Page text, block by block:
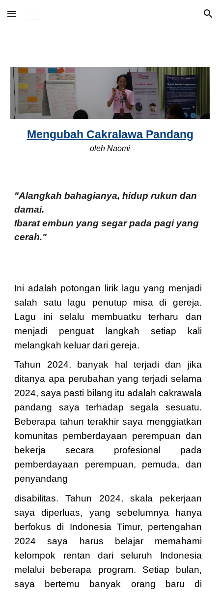
Skip to main content Skip to navigation
Mengubah Cakralawa Pandang
oleh Naomi
"Alangkah bahagianya, hidup rukun dan
damai.
Ibarat embun yang segar pada pagi yang
cerah."
Ini adalah potongan lirik lagu yang menjadi
salah satu lagu penutup misa di gereja.
Lagu ini selalu membuatku terharu dan
menjadi penguat langkah setiap kali
melangkah keluar dari gereja.
Tahun 2024, banyak hal terjadi dan jika
ditanya apa perubahan yang terjadi selama
2024, saya pasti bilang itu adalah cakrawala
pandang saya terhadap segala sesuatu.
Beberapa tahun terakhir saya menggiatkan
komunitas pemberdayaan perempuan dan
bekerja secara profesional pada
pemberdayaan perempuan, pemuda, dan
penyandang
disabilitas. Tahun 2024, skala pekerjaan
saya diperluas, yang sebelumnya hanya
berfokus di Indonesia Timur, pertengahan
2024 saya harus belajar memahami
kelompok rentan dari seluruh Indonesia
melalui beberapa program. Setiap bulan,
saya bertemu banyak orang baru di